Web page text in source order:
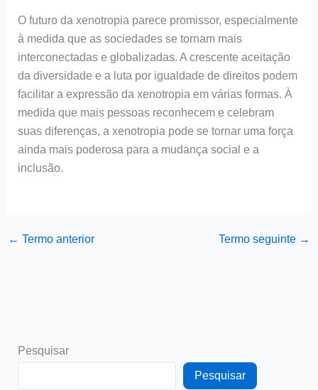
O futuro da xenotropia parece promissor, especialmente
à medida que as sociedades se tornam mais
interconectadas e globalizadas. A crescente aceitação
da diversidade e a luta por igualdade de direitos podem
facilitar a expressão da xenotropia em várias formas. À
medida que mais pessoas reconhecem e celebram
suas diferenças, a xenotropia pode se tornar uma força
ainda mais poderosa para a mudança social e a
inclusão.
← Termo anterior Termo seguinte →
Pesquisar
Pesquisar